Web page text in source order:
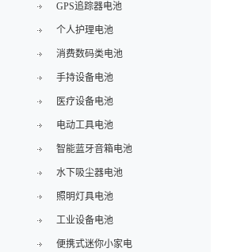
GPS追踪器电池
个人护理电池
消费数码类电池
手持设备电池
医疗设备电池
电动工具电池
智能蓝牙音箱电池
水下吸尘器电池
照明灯具电池
工业设备电池
便携式迷你小家电